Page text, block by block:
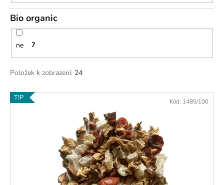
Bio organic
ne 7
Položek k zobrazení: 24
V
TIP Kód: 1485/100